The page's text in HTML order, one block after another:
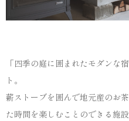
「四季の庭に囲まれたモダンな
ト。
薪ストーブを囲んで地元産のお
た時間を楽しむことのできる施設